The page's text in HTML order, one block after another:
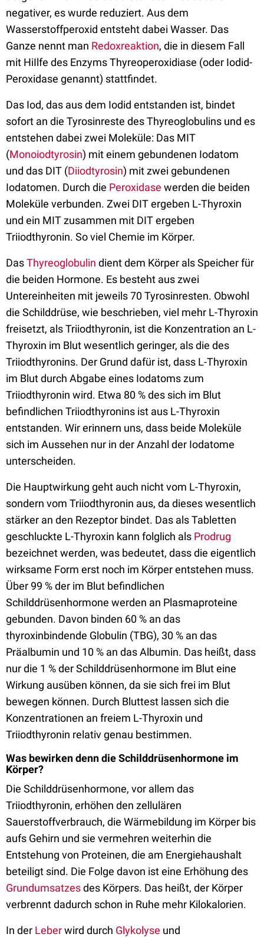
negativer, es wurde reduziert. Aus dem
Wasserstoffperoxid entsteht dabei Wasser. Das
Ganze nennt man Redoxreaktion, die in diesem Fall
mit HiIlfe des Enzyms Thyreoperoxidiase (oder Iodid-
Peroxidase genannt) stattfindet.
Das Iod, das aus dem Iodid entstanden ist, bindet
sofort an die Tyrosinreste des Thyreoglobulins und es
entstehen dabei zwei Moleküle: Das MIT
(Monoiodtyrosin) mit einem gebundenen Iodatom
und das DIT (Diiodtyrosin) mit zwei gebundenen
Iodatomen. Durch die Peroxidase werden die beiden
Moleküle verbunden. Zwei DIT ergeben L-Thyroxin
und ein MIT zusammen mit DIT ergeben
Triiodthyronin. So viel Chemie im Körper.
DasThyreoglobulin dient dem Körper als Speicher für
die beiden Hormone. Es besteht aus zwei
Untereinheiten mit jeweils 70 Tyrosinresten. Obwohl
die Schilddrüse, wie beschrieben, viel mehr L-Thyroxin
freisetzt, als Triiodthyronin, ist die Konzentration an L-
Thyroxin im Blut wesentlich geringer, als die des
Triiodthyronins. Der Grund dafür ist, dass L-Thyroxin
im Blut durch Abgabe eines Iodatoms zum
Triiodthyronin wird. Etwa 80 % des sich im Blut
befindlichen Triiodthyronins ist aus L-Thyroxin
entstanden. Wir erinnern uns, dass beide Moleküle
sich im Aussehen nur in der Anzahl der Iodatome
unterscheiden.
Die Hauptwirkung geht auch nicht vom L-Thyroxin,
sondern vom Triiodthyronin aus, da dieses wesentlich
stärker an den Rezeptor bindet. Das als Tabletten
geschluckte L-Thyroxin kann folglich als Prodrug
bezeichnet werden, was bedeutet, dass die eigentlich
wirksame Form erst noch im Körper entstehen muss.
Über 99 % der im Blut befindlichen
Schilddrüsenhormone werden an Plasmaproteine
gebunden. Davon binden 60 % an das
thyroxinbindende Globulin (TBG), 30 % an das
Präalbumin und 10 % an das Albumin. Das heißt, dass
nur die 1 % der Schilddrüsenhormone im Blut eine
Wirkung ausüben können, da sie sich frei im Blut
bewegen können. Durch Bluttest lassen sich die
Konzentrationen an freiem L-Thyroxin und
Triiodthyronin relativ genau bestimmen.
Was bewirken denn die Schilddrüsenhormone im
Körper?
Die Schilddrüsenhormone, vor allem das
Triiodthyronin, erhöhen den zellulären
Sauerstoffverbrauch, die Wärmebildung im Körper bis
aufs Gehirn und sie vermehren weiterhin die
Entstehung von Proteinen, die am Energiehaushalt
beteiligt sind. Die Folge davon ist eine Erhöhung des
Grundumsatzesdes Körpers. Das heißt, der Körper
verbrennt dadurch schon in Ruhe mehr Kilokalorien.
In der Leberwird durch Glykolyse und